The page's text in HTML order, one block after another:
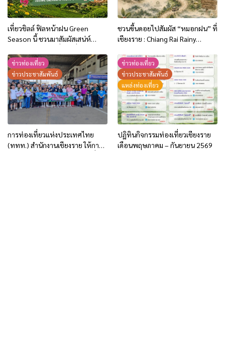
เที่ยวชิลล์ ฟิลหน้าฝน Green
Season นี้ ชวนมาสัมผัสเสน่ห์
รับสิทธิพิเศษ 2 ต่อ!!
ชวนขึ้นดอยไปสัมผัส “หมอกฝน” ที่
เชียงราย : Chiang Rai Rainy
ข่าวท่องเที่ยว
ข่าวประชาสัมพันธ์
การท่องเที่ยวแห่งประเทศไทย
(ททท.) สำนักงานเชียงราย ให้การ
ข่าวท่องเที่ยว
ข่าวประชาสัมพันธ์
แหล่งท่องเที่ยว
ปฏิทินกิจกรรมท่องเที่ยวเชียงราย
เดือนพฤษภาคม – กันยายน 2569